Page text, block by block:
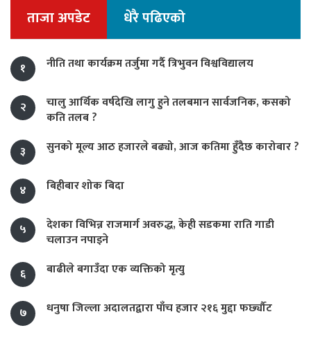
ताजा अपडेट धेरै पढिएको
१ नीति तथा कार्यक्रम तर्जुमा गर्दै त्रिभुवन विश्वविद्यालय
२
चालु आर्थिक वर्षदेखि लागु हुने तलबमान सार्वजनिक, कसको
कति तलब ?
३
सुनको मूल्य आठ हजारले बढ्यो, आज कतिमा हुँदैछ कारोबार ?
४ बिहीबार शोक बिदा
५
देशका विभिन्न राजमार्ग अवरुद्ध, केही सडकमा राति गाडी
चलाउन नपाइने
६
बाढीले बगाउँदा एक व्यक्तिको मृत्यु
७ धनुषा जिल्ला अदालतद्वारा पाँच हजार २१६ मुद्दा फर्छ्यौट